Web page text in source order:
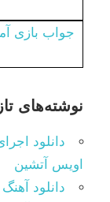
نوشته‌های
دانلود
اویس آتشین
دانلود